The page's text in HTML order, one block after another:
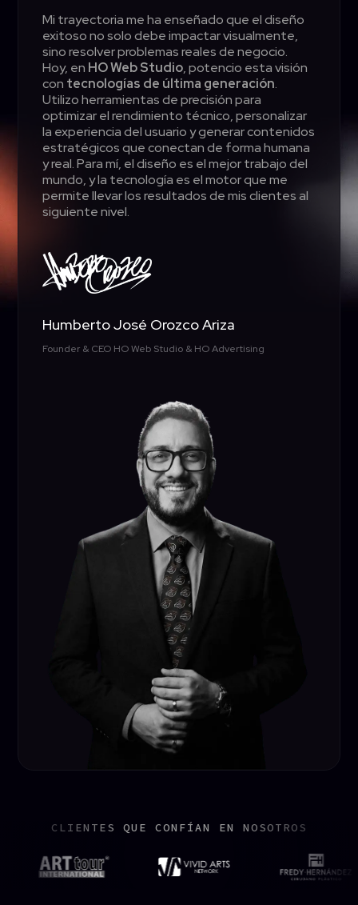
Mi trayectoria me ha enseñado que el diseño
exitoso no solo debe impactar visualmente,
sino resolver problemas reales de negocio.
Hoy, en HO Web Studio, potencio esta visión
con tecnologías de última generación.
Utilizo herramientas de precisión para
optimizar el rendimiento técnico, personalizar
la experiencia del usuario y generar contenidos
estratégicos que conectan de forma humana
y real.Para mí, el diseño es el mejor trabajo del
mundo, y la tecnología es el motor que me
permite llevar los resultados de mis clientes al
siguiente nivel.
Humberto José Orozco Ariza
Founder & CEO HO Web Studio & HO Advertising
CLIENTES QUE CONFÍAN EN NOSOTROS